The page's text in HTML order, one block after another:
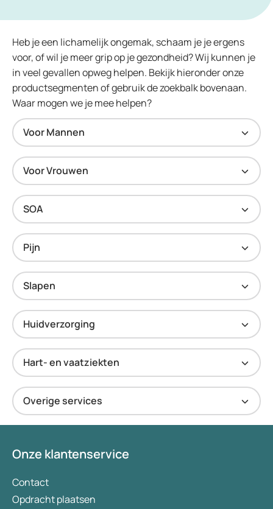
Heb je een lichamelijk ongemak, schaam je je ergens
voor, of wil je meer grip op je gezondheid? Wij kunnen je
in veel gevallen opweg helpen. Bekijk hieronder onze
productsegmenten of gebruik de zoekbalk bovenaan.
Waar mogen we je mee helpen?
Voor Mannen
Voor Vrouwen
SOA
Pijn
Slapen
Huidverzorging
Hart- en vaatziekten
Overige services
Onze klantenservice
Contact
Opdracht plaatsen